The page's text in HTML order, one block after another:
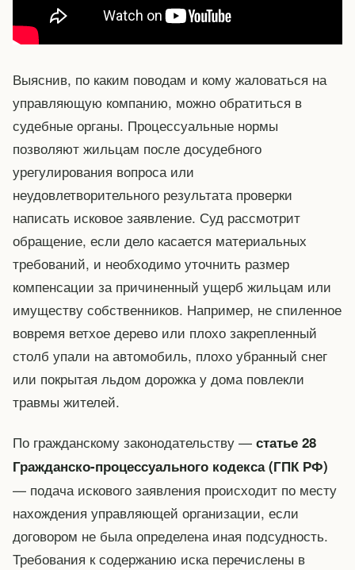
Выяснив, по каким поводам и кому жаловаться на
управляющую компанию, можно обратиться в
судебные органы. Процессуальные нормы
позволяют жильцам после досудебного
урегулирования вопроса или
неудовлетворительного результата проверки
написать исковое заявление. Суд рассмотрит
обращение, если дело касается материальных
требований, и необходимо уточнить размер
компенсации за причиненный ущерб жильцам или
имуществу собственников. Например, не спиленное
вовремя ветхое дерево или плохо закрепленный
столб упали на автомобиль, плохо убранный снег
или покрытая льдом дорожка у дома повлекли
травмы жителей.
По гражданскому законодательству — статье 28
Гражданско-процессуального кодекса (ГПК РФ)
— подача искового заявления происходит по месту
нахождения управляющей организации, если
договором не была определена иная подсудность.
Требования к содержанию иска перечислены в